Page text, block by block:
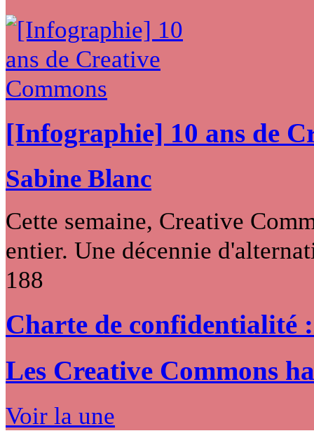
[Infographie] 10 ans de
Sabine Blanc
Cette semaine, Creative
entier. Une décennie
188
Charte de confidentialité
Les Creative Commons
Voir la une